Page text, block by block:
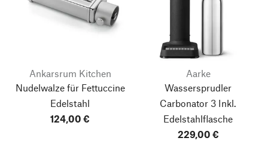
Ankarsrum Kitchen
Nudelwalze für Fettuccine
Edelstahl
124,00 €
Aarke
Wassersprudler
Carbonator 3 Inkl.
Edelstahlflasche
229,00 €